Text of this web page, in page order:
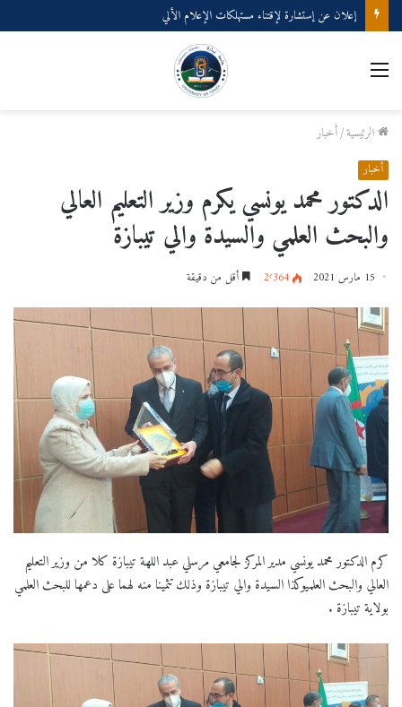
إعلان عن إستشارة لإقتناء مستهلكات الإعلام الألي
القائمة
الرئيسية/أخبار
أخبار
الدكتور محمد يونسي يكرم وزير التعليم العالي
والبحث العلمي والسيدة والي تيبازة
15 مارس 2021 2٬364 أقل من دقيقة
كرم الدكتور محمد يونسي مدير المركز لجامعي مرسلي عبد اللهة تيبازة كلا من وزير التعليم
العالي والبحث العلميوكذا السيدة والي تيبازة وذلك تثمينا منه لهما على دعمها للبحث العلمي
بولاية تيبازة .